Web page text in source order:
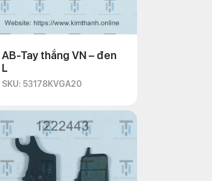
AB-Tay thắng VN – đen
L
SKU: 53178KVGA20